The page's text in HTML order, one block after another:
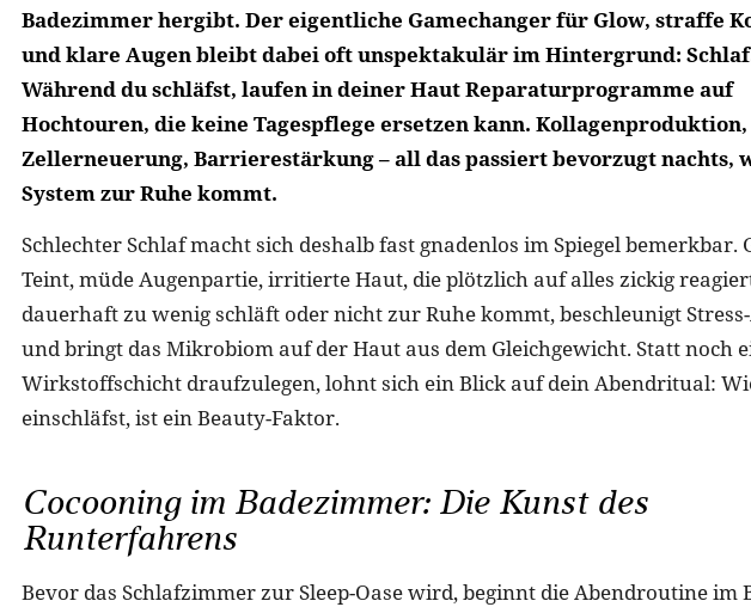
Badezimmer hergibt. Der eigentliche Gamechanger für Glow, straffe
und klare Augen bleibt dabei oft unspektakulär im Hintergrund:
Während du schläfst, laufen in deiner Haut Reparaturprogramme auf
Hochtouren, die keine Tagespflege ersetzen kann. Kollagenproduktion,
Zellerneuerung, Barrierestärkung – all das passiert bevorzugt nachts,
System zur Ruhe kommt.
Schlechter Schlaf macht sich deshalb fast gnadenlos im Spiegel bemerkbar.
Teint, müde Augenpartie, irritierte Haut, die plötzlich auf alles zickig
dauerhaft zu wenig schläft oder nicht zur Ruhe kommt, beschleunigt
und bringt das Mikrobiom auf der Haut aus dem Gleichgewicht. Statt noch
Wirkstoffschicht draufzulegen, lohnt sich ein Blick auf dein Abendritual:
einschläfst, ist ein Beauty-Faktor.
Cocooning im Badezimmer: Die Kunst des
Runterfahrens
Bevor das Schlafzimmer zur Sleep-Oase wird, beginnt die Abendroutine im